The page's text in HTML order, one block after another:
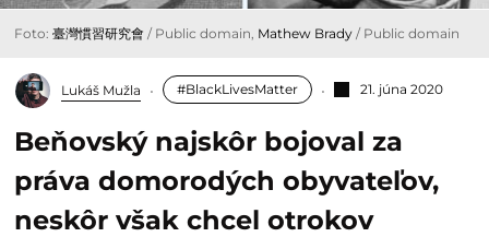
Foto: 臺灣慣習研究會 / Public domain, Mathew Brady / Public domain
Lukáš Mužla #BlackLivesMatter 21. júna 2020
Beňovský najskôr bojoval za
práva domorodých obyvateľov,
neskôr však chcel otrokov